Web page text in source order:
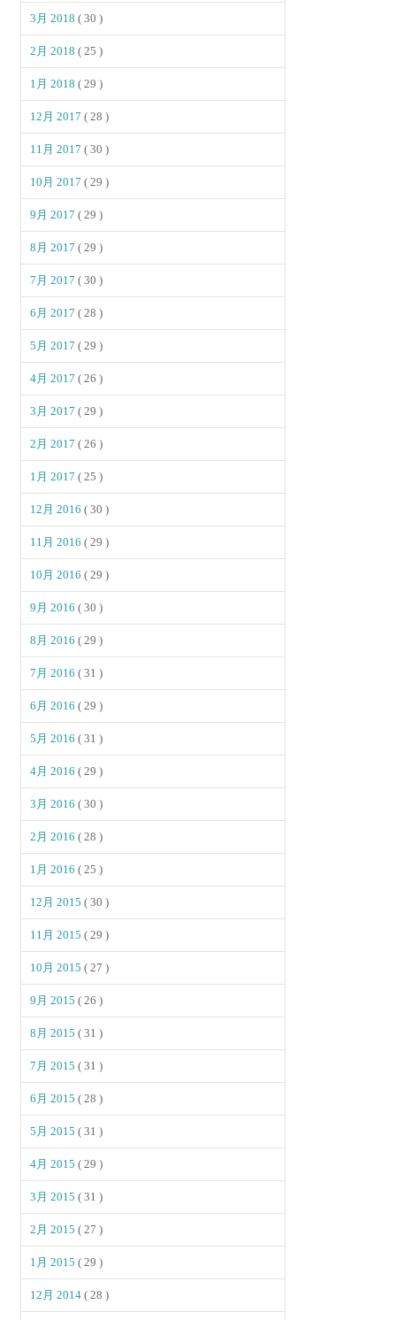
3月 2018( 30 )
2月 2018( 25 )
1月 2018( 29 )
12月 2017( 28 )
11月 2017( 30 )
10月 2017( 29 )
9月 2017( 29 )
8月 2017( 29 )
7月 2017( 30 )
6月 2017( 28 )
5月 2017( 29 )
4月 2017( 26 )
3月 2017( 29 )
2月 2017( 26 )
1月 2017( 25 )
12月 2016( 30 )
11月 2016( 29 )
10月 2016( 29 )
9月 2016( 30 )
8月 2016( 29 )
7月 2016( 31 )
6月 2016( 29 )
5月 2016( 31 )
4月 2016( 29 )
3月 2016( 30 )
2月 2016( 28 )
1月 2016( 25 )
12月 2015( 30 )
11月 2015( 29 )
10月 2015( 27 )
9月 2015( 26 )
8月 2015( 31 )
7月 2015( 31 )
6月 2015( 28 )
5月 2015( 31 )
4月 2015( 29 )
3月 2015( 31 )
2月 2015( 27 )
1月 2015( 29 )
12月 2014( 28 )